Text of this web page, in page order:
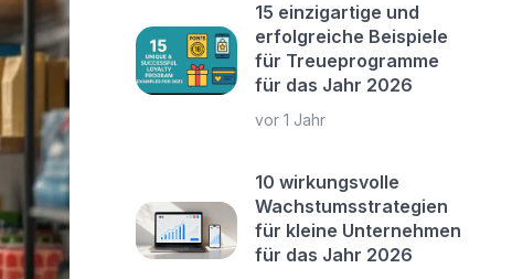
15 einzigartige und
erfolgreiche Beispiele
für Treueprogramme
für das Jahr 2026
vor 1 Jahr
10 wirkungsvolle
Wachstumsstrategien
für kleine Unternehmen
für das Jahr 2026